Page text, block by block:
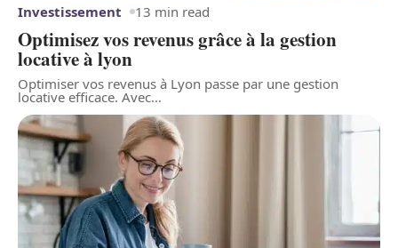
Optimisez vos revenus grâce à la gestion
locative à lyon
Optimiser vos revenus à Lyon passe par une gestion
locative efficace. Avec…
Investissement 13 min read